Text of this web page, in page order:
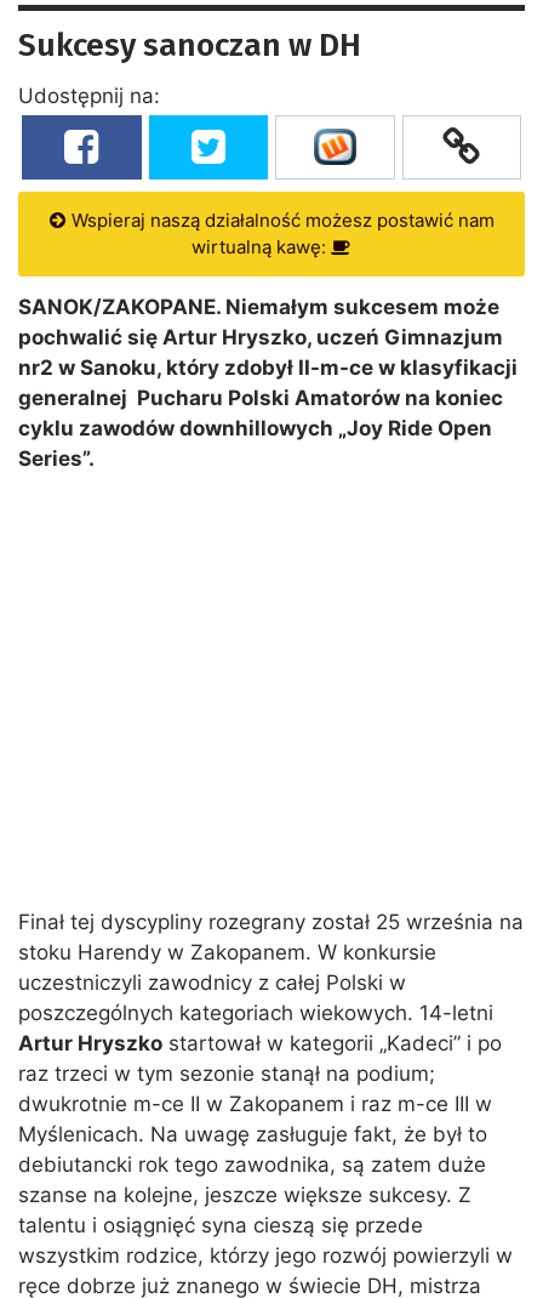
Sukcesy sanoczan w DH
Udostępnij na:
Wspieraj naszą działalność możesz postawić nam
wirtualną kawę:
SANOK/ZAKOPANE. Niemałym sukcesem może
pochwalić się Artur Hryszko, uczeń Gimnazjum
nr2 w Sanoku, który zdobył II-m-ce w klasyfikacji
generalnej Pucharu Polski Amatorów na koniec
cyklu zawodów downhillowych „Joy Ride Open
Series”.
Finał tej dyscypliny rozegrany został 25 września na
stoku Harendy w Zakopanem. W konkursie
uczestniczyli zawodnicy z całej Polski w
poszczególnych kategoriach wiekowych. 14-letni
Artur Hryszko startował w kategorii „Kadeci” i po
raz trzeci w tym sezonie stanął na podium;
dwukrotnie m-ce II w Zakopanem i raz m-ce III w
Myślenicach. Na uwagę zasługuje fakt, że był to
debiutancki rok tego zawodnika, są zatem duże
szanse na kolejne, jeszcze większe sukcesy. Z
talentu i osiągnięć syna cieszą się przede
wszystkim rodzice, którzy jego rozwój powierzyli w
ręce dobrze już znanego w świecie DH, mistrza